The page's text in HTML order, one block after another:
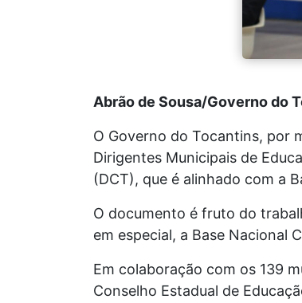
Abrão de Sousa/Governo do
O Governo do Tocantins, por
Dirigentes Municipais de
(DCT), que é alinhado com a
O documento é fruto do
em especial, a Base Nacional
Em colaboração com os 139
Conselho Estadual de